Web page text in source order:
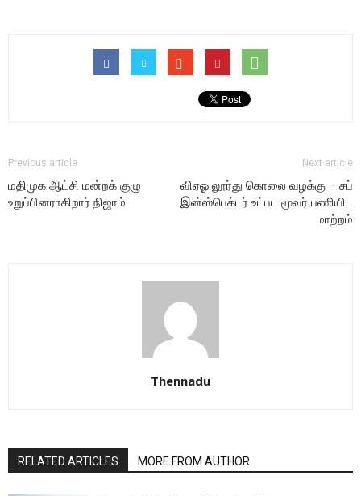
Previous article
மதிமுக ஆட்சி மன்றக் குழு
உறுப்பினராகிறார் நிஜாம்
Next article
விஏஓ லூர்து கொலை வழக்கு – சப்
இன்ஸ்பெக்டர் உட்பட மூவர் பணியிட
மாற்றம்
Thennadu
RELATED ARTICLES MORE FROM AUTHOR